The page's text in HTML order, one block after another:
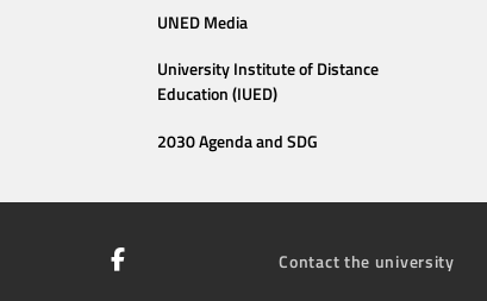
UNED Media
University Institute of Distance
Education (IUED)
2030 Agenda and SDG
Contact the university